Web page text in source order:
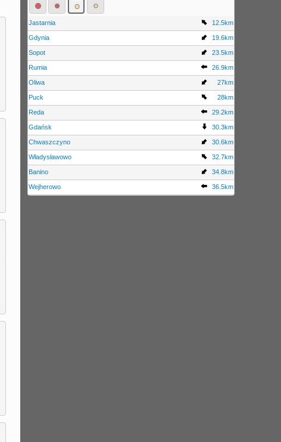
Jastarnia 12.5km
Gdynia 19.6km
Sopot 23.5km
Rumia 26.9km
Oliwa 27km
Puck 28km
Reda 29.2km
Gdańsk 30.3km
Chwaszczyno 30.6km
Władysławowo 32.7km
Banino 34.8km
Wejherowo 36.5km